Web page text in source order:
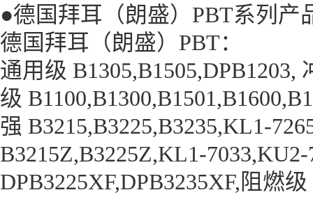
●德国拜耳（朗盛）PBT系列产
德国拜耳（朗盛）PBT：
通用级 B1305,B1505,DPB1203,
级
强 B3215,B3225,B3235,KL1-
B3215Z,B3225Z,KL1-
DPB3225XF,DPB3235XF,阻燃